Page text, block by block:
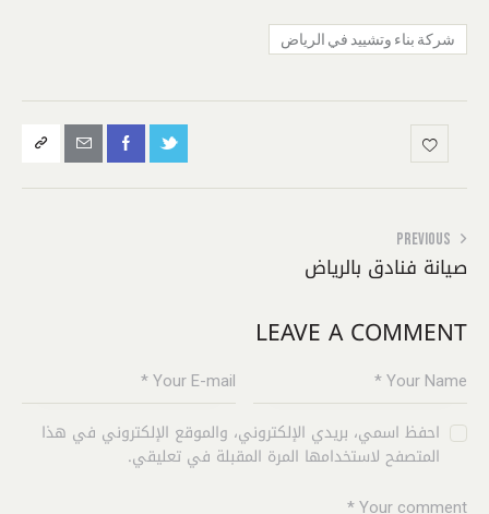
شركة بناء وتشييد في الرياض
PREVIOUS
صيانة فنادق بالرياض
LEAVE A COMMENT
احفظ اسمي، بريدي الإلكتروني، والموقع الإلكتروني في هذا
المتصفح لاستخدامها المرة المقبلة في تعليقي.